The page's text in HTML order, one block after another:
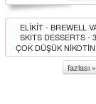
ELİKİT - BREWELL
SKITS DESSERTS -
ÇOK DÜŞÜK
fazlası »